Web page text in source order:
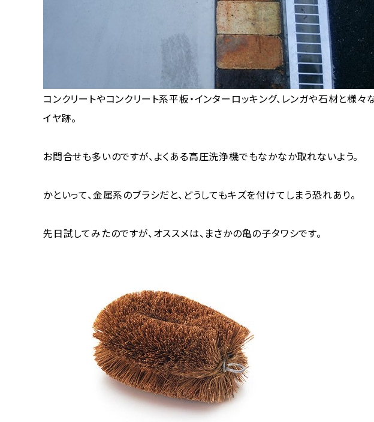
コンクリートやコンクリート系平板・インターロッキング、レンガや石材と様
イヤ跡。
お問合せも多いのですが、よくある高圧洗浄機でもなかなか取れないよう。
かといって、金属系のブラシだと、どうしてもキズを付けてしまう恐れあり。
先日試してみたのですが、オススメは、まさかの亀の子タワシです。